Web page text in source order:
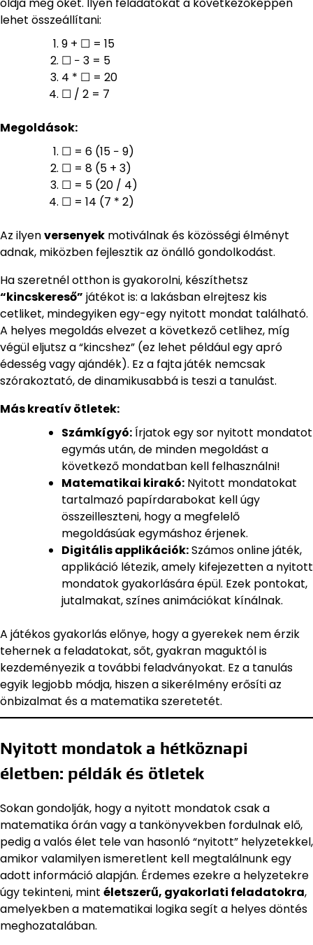
lehet összeállítani:
9 + ☐ = 15
☐ − 3 = 5
4 * ☐ = 20
☐ / 2 = 7
Megoldások:
☐ = 6 (15 − 9)
☐ = 8 (5 + 3)
☐ = 5 (20 / 4)
☐ = 14 (7 * 2)
Az ilyenversenyek motiválnak és közösségi élményt
adnak, miközben fejlesztik az önálló gondolkodást.
Ha szeretnél otthon is gyakorolni, készíthetsz
“kincskereső” játékot is: a lakásban elrejtesz kis
cetliket, mindegyiken egy-egy nyitott mondat található.
A helyes megoldás elvezet a következő cetlihez, míg
végül eljutsz a “kincshez” (ez lehet például egy apró
édesség vagy ajándék). Ez a fajta játék nemcsak
szórakoztató, de dinamikusabbá is teszi a tanulást.
Más kreatív ötletek:
Számkígyó:Írjatok egy sor nyitott mondatot
egymás után, de minden megoldást a
következő mondatban kell felhasználni!
Matematikai kirakó: Nyitott mondatokat
tartalmazó papírdarabokat kell úgy
összeilleszteni, hogy a megfelelő
megoldásúak egymáshoz érjenek.
Digitális applikációk:Számos online játék,
applikáció létezik, amely kifejezetten a nyitott
mondatok gyakorlására épül. Ezek pontokat,
jutalmakat, színes animációkat kínálnak.
A játékos gyakorlás előnye, hogy a gyerekek nem érzik
tehernek a feladatokat, sőt, gyakran maguktól is
kezdeményezik a további feladványokat. Ez a tanulás
egyik legjobb módja, hiszen a sikerélmény erősíti az
önbizalmat és a matematika szeretetét.
Nyitott mondatok a hétköznapi
életben: példák és ötletek
Sokan gondolják, hogy a nyitott mondatok csak a
matematika órán vagy a tankönyvekben fordulnak elő,
pedig a valós élet tele van hasonló “nyitott” helyzetekkel,
amikor valamilyen ismeretlent kell megtalálnunk egy
adott információ alapján. Érdemes ezekre a helyzetekre
úgy tekinteni, mint életszerű, gyakorlati feladatokra,
amelyekben a matematikai logika segít a helyes döntés
meghozatalában.